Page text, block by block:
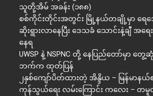
သူတို့အိမ် အခန်း (၁၈၈)
စစ်ကိုင်းတိုင်းအတွင်း မြို့နယ်တချို့မှာ ရေဘ
ဆိုးရွားလာနေပြီး ဒေသခံ သောင်းနဲ့ချီ အရေး
နေရ
UWSP နဲ့ NSPNC တို့ နေပြည်တော်မှာ တွ
ဘက်က ထုတ်ပြန်
၂နှစ်​ကျော်ပိတ်ထားတဲ့ အိန္ဒိယ – မြန်မာနယ်
ကုန်သွယ်ရေး လမ်းကြောင်း ကလေး – တမူလ